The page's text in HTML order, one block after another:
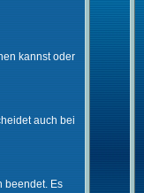
kannst oder
auch bei
beendet. Es